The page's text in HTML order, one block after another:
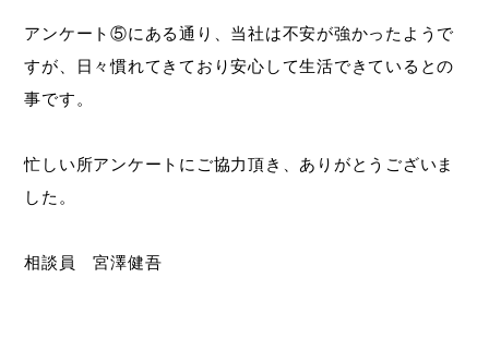
アンケート⑤にある通り、当社は不安が強かったようで
すが、日々慣れてきており安心して生活できているとの
事です。
忙しい所アンケートにご協力頂き、ありがとうございま
した。
相談員 宮澤健吾